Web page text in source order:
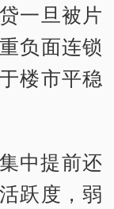
一旦被片
负面连锁
楼市平稳
中提前还
跃度，弱